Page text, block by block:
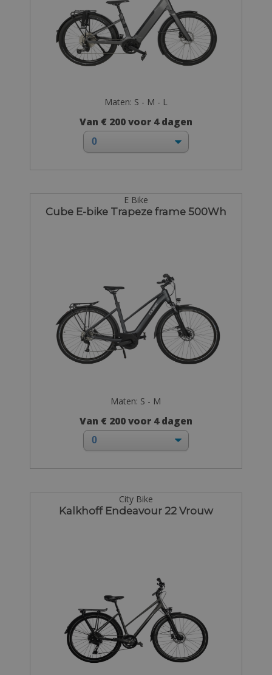
Maten: S - M - L
Van € 200 voor 4 dagen
E Bike
Cube E-bike Trapeze frame 500Wh
Maten: S - M
Van € 200 voor 4 dagen
City Bike
Kalkhoff Endeavour 22 Vrouw